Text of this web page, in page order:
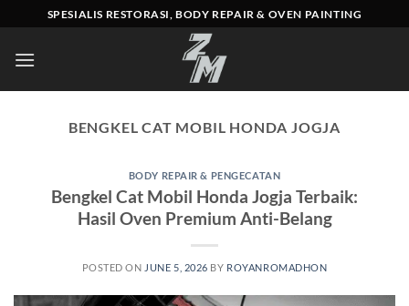
to
content
SPESIALIS RESTORASI, BODY REPAIR & OVEN PAINTING
BENGKEL CAT MOBIL HONDA JOGJA
BODY REPAIR & PENGECATAN
Bengkel Cat Mobil Honda Jogja Terbaik:
Hasil Oven Premium Anti-Belang
POSTED ON JUNE 5, 2026 BY ROYANROMADHON